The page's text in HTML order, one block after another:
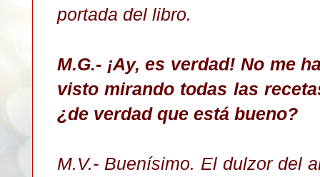
portada del libro.
M.G.- ¡Ay, es verdad! No me
visto mirando todas las
¿de verdad que está bueno?
M.V.- Buenísimo. El dulzor del